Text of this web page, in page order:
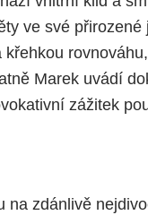
ve své
Marek uvádí
zážitek
na zdánlivě